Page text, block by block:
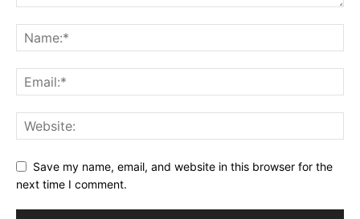
Save my name, email, and website in this browser for the
next time I comment.